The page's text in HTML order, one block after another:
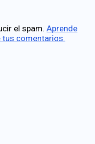
el spam.Aprende
tus comentarios.